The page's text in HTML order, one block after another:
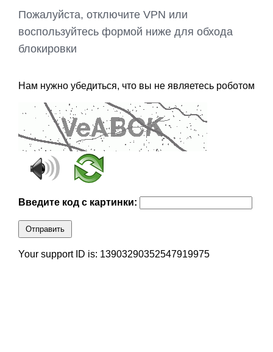
Пожалуйста, отключите VPN или
воспользуйтесь формой ниже для обхода
блокировки
Нам нужно убедиться, что вы не являетесь роботом
Введите код с картинки:
Отправить
Your support ID is: 13903290352547919975